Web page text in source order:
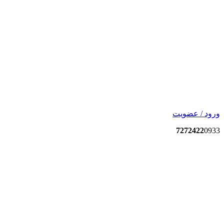
ورود / عضویت
72724220933